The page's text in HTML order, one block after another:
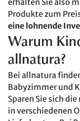
erhalten Sie also
Produkte zum
eine lohnende
Warum
allnatura?
Bei allnatura
Babyzimmer und
Sparen Sie sich
in verschiedenen